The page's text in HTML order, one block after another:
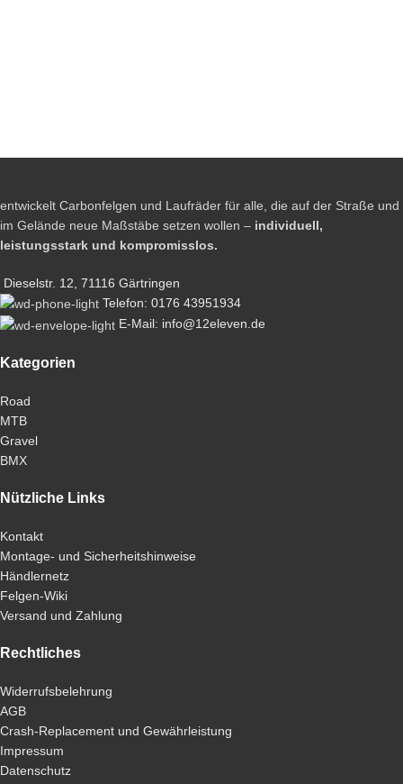
entwickelt Carbonfelgen und Laufräder für alle, die auf der Straße und
im Gelände neue Maßstäbe setzen wollen – individuell,
leistungsstark und kompromisslos.
Dieselstr. 12, 71116 Gärtringen
Telefon: 0176 43951934
E-Mail: info@12eleven.de
Kategorien
Road
MTB
Gravel
BMX
Nützliche Links
Kontakt
Montage- und Sicherheitshinweise
Händlernetz
Felgen-Wiki
Versand und Zahlung
Rechtliches
Widerrufsbelehrung
AGB
Crash-Replacement und Gewährleistung
Impressum
Datenschutz